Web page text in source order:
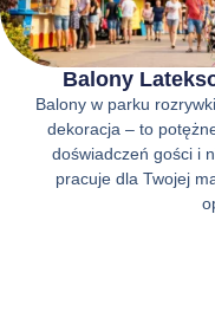
Balony
Balony w parku
dekoracja – to
doświadczeń gości i
pracuje dla Twojej